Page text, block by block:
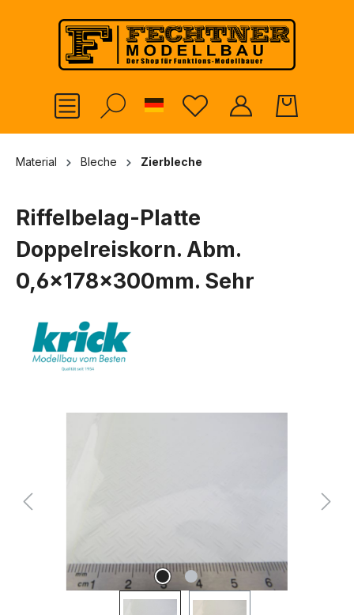
springen
German
Material Bleche Zierbleche
Riffelbelag-Platte
Doppelreiskorn. Abm.
0,6x178x300mm. Sehr